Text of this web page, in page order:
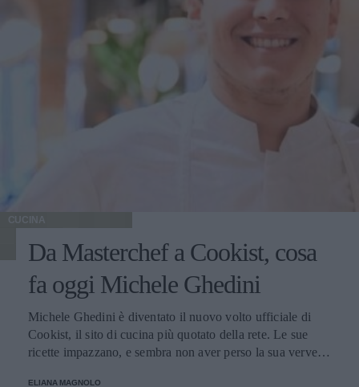
CUCINA
Da Masterchef a Cookist, cosa
fa oggi Michele Ghedini
Michele Ghedini è diventato il nuovo volto ufficiale di
Cookist, il sito di cucina più quotato della rete. Le sue
ricette impazzano, e sembra non aver perso la sua verve
ELIANA MAGNOLO